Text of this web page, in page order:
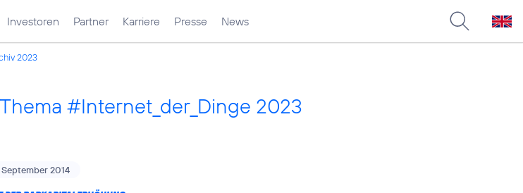
Investoren Partner Karriere Presse News
2023
#Internet_der_Dinge 2023
2014